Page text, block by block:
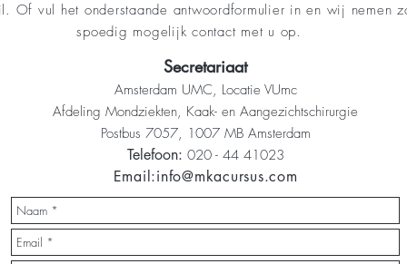
Of vul het onderstaande antwoordformulier in en wij nemen
spoedig mogelijk contact met u op.
Secretariaat
Amsterdam UMC, Locatie VUmc
Afdeling Mondziekten, Kaak- en Aangezichtschirurgie
Postbus 7057, 1007 MB Amsterdam
Telefoon: 020 - 44 41023
Email:info@mkacursus.com